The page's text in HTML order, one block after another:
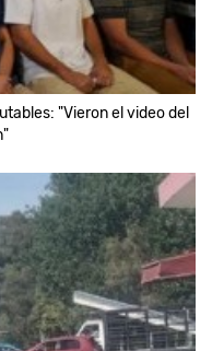
"Vieron el video del